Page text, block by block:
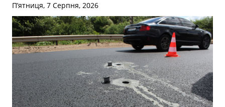
П’ятниця, 7 Серпня, 2026